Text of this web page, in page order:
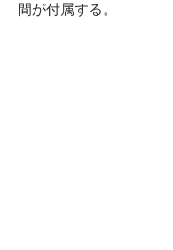
間が付属する。